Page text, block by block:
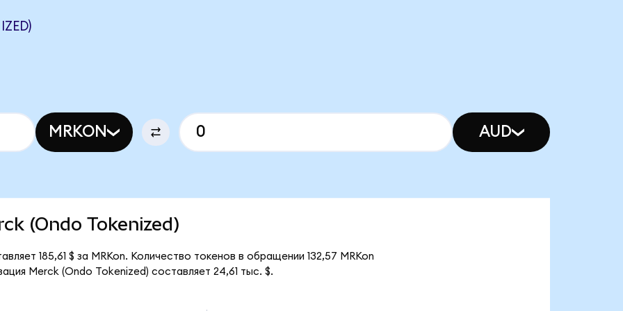
MRKON AUD
(Ondo Tokenized)
185,61 $ за MRKon. Количество токенов в обращении 132,57 MRKon
Merck (Ondo Tokenized) составляет 24,61 тыс. $.